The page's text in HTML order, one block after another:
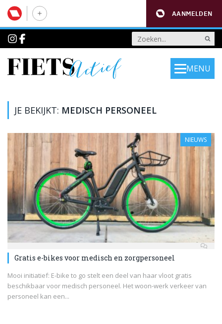
AANMELDEN
MENU
JE BEKIJKT: MEDISCH PERSONEEL
NIEUWS
Gratis e-bikes voor medisch en zorgpersoneel
Mooi initiatief: E-bike to go stelt een deel van haar vloot gratis
beschikbaar voor medisch personeel. Het woon-werk verkeer van
personeel kan een...